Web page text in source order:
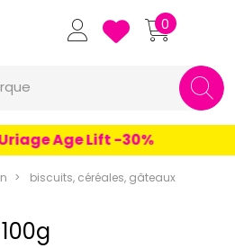
Grande Pharmacie
0
Age Lift -30%
biscuits, céréales, gâteaux